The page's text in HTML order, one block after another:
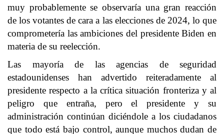
muy probablemente se observaría una gran reacción
de los votantes de cara a las elecciones de 2024, lo que
comprometería las ambiciones del presidente Biden en
materia de su reelección.
Las mayoría de las agencias de seguridad
estadounidenses han advertido reiteradamente al
presidente respecto a la crítica situación fronteriza y al
peligro que entraña, pero el presidente y su
administración continúan diciéndole a los ciudadanos
que todo está bajo control, aunque muchos dudan de